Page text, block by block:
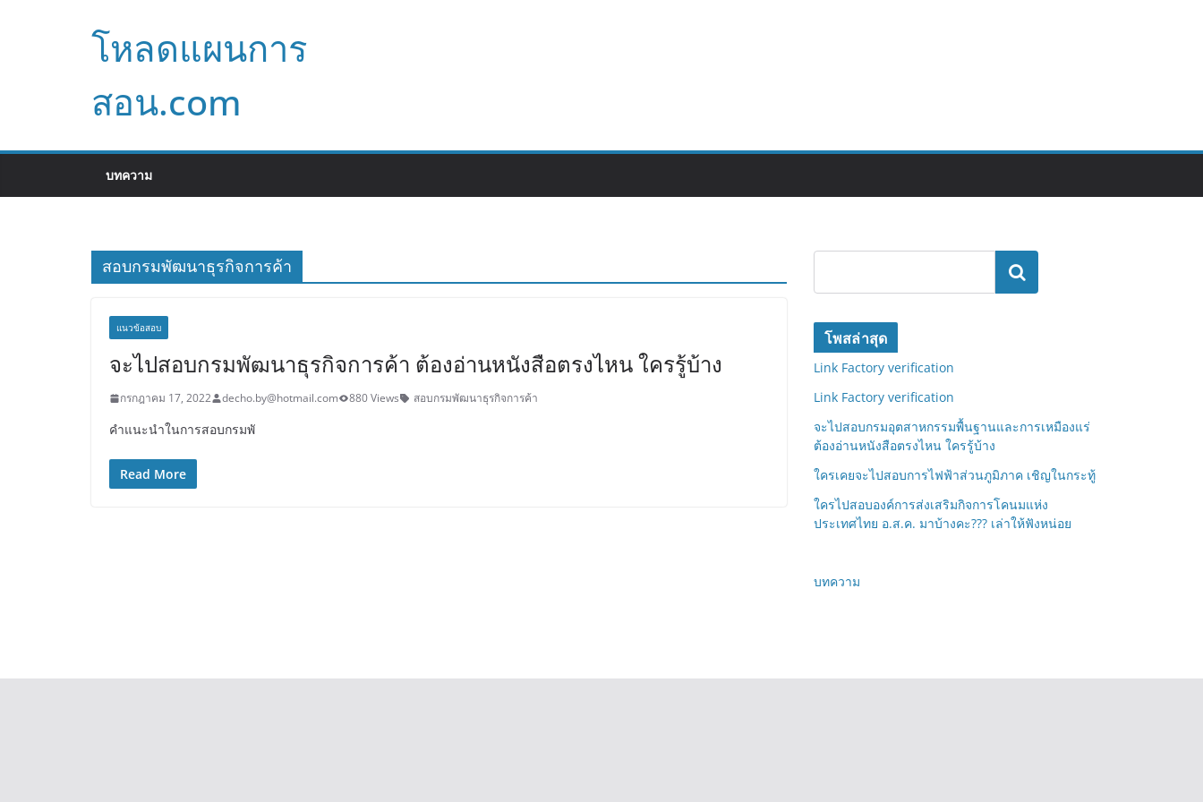
โหลดแผนการ
สอน.com
บทความ
สอบกรมพัฒนาธุรกิจการค้า
แนวข้อสอบ
จะไปสอบกรมพัฒนาธุรกิจการค้า ต้องอ่านหนังสือตรงไหน ใครรู้บ้าง
กรกฎาคม 17, 2022 decho.by@hotmail.com 880 Views สอบกรมพัฒนาธุรกิจการค้า
คำแนะนำในการสอบกรมพั
Read More
ค้นหา
โพสล่าสุด
Link Factory verification
Link Factory verification
จะไปสอบกรมอุตสาหกรรมพื้นฐานและการเหมืองแร่
ต้องอ่านหนังสือตรงไหน ใครรู้บ้าง
ใครเคยจะไปสอบการไฟฟ้าส่วนภูมิภาค เชิญในกระทู้
ใครไปสอบองค์การส่งเสริมกิจการโคนมแห่ง
ประเทศไทย อ.ส.ค. มาบ้างคะ??? เล่าให้ฟังหน่อย
บทความ